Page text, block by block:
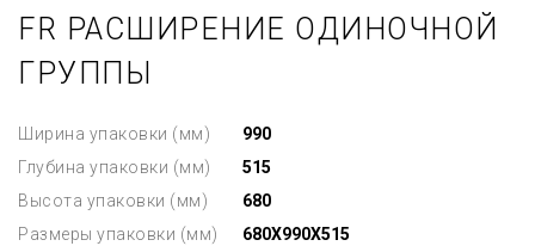
FR РАСШИРЕНИЕ ОДИНОЧНОЙ
ГРУППЫ
Ширина упаковки (мм)
990
Глубина упаковки (мм)
515
Высота упаковки (мм)
680
Размеры упаковки (мм)
680X990X515